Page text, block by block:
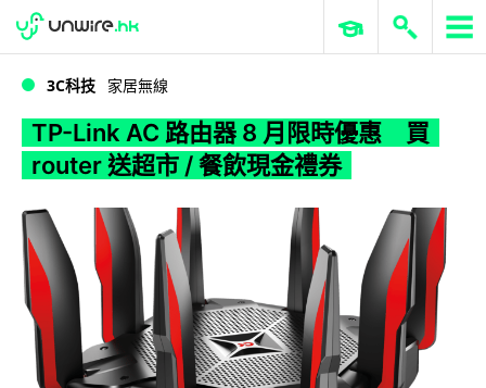
WWDC 2026 ERP 與商業 AI
3C科技 家居無線
TP-Link AC 路由器 8 月限時優惠 買
router 送超市 / 餐飲現金禮券